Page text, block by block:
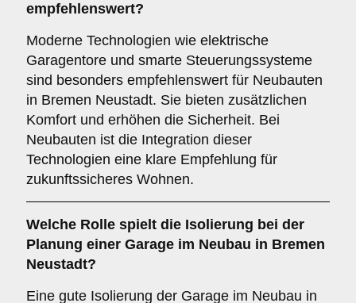
empfehlenswert?
Moderne Technologien wie elektrische
Garagentore und smarte Steuerungssysteme
sind besonders empfehlenswert für Neubauten
in Bremen Neustadt. Sie bieten zusätzlichen
Komfort und erhöhen die Sicherheit. Bei
Neubauten ist die Integration dieser
Technologien eine klare Empfehlung für
zukunftssicheres Wohnen.
Welche Rolle spielt die Isolierung bei der
Planung einer Garage im Neubau in Bremen
Neustadt?
Eine gute Isolierung der Garage im Neubau in